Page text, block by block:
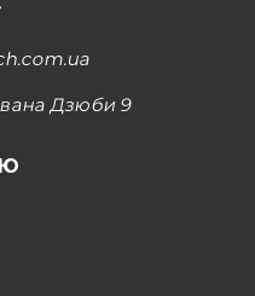
Дзюби 9